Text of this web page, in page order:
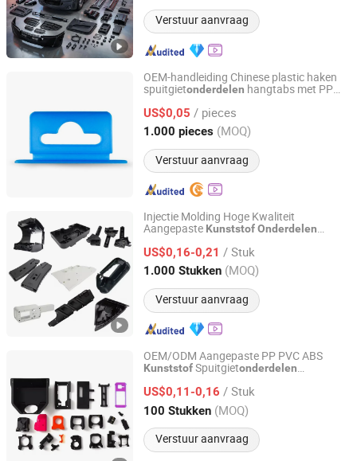
Verstuur aanvraag
OEM-handleiding Chinese plastic haken
spuitgietonderdelen hangtabs met PP
US$0,05 / pieces
1.000 pieces (MOQ)
Verstuur aanvraag
Yuyao Xingxin Plastic Factory
Zhejiang, China Sinds 2024
Injectie Molding Hoge Kwaliteit
Aangepaste KunststofOnderdelen
Producten
US$0,16-0,21 / Stuk
1.000 Stukken (MOQ)
Verstuur aanvraag
Qingdao Yida Industry And Trade Co., Ltd
Shandong, China Sinds 2023
OEM/ODM Aangepaste PP PVC ABS
KunststofSpuitgietonderdelen
US$0,11-0,16 / Stuk
100 Stukken (MOQ)
Verstuur aanvraag
Qingdao Yida Industry And Trade Co., Ltd
Shandong, China Sinds 2023